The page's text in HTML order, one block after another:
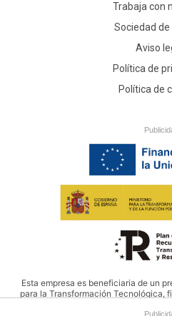
Trabaja con
Sociedad
Aviso
Política de
Política de
Esta empresa es beneficiaria de un
para la Transformación Tecnológica,